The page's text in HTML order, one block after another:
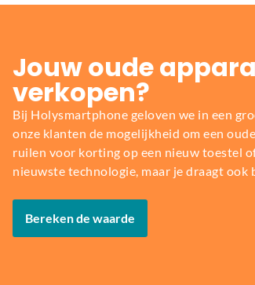
Jouw oude
verkopen?
Bij Holysmartphone geloven we in een
onze klanten de mogelijkheid om een
ruilen voor korting op een nieuw toestel
nieuwste technologie, maar je draagt ook
Bereken de waarde